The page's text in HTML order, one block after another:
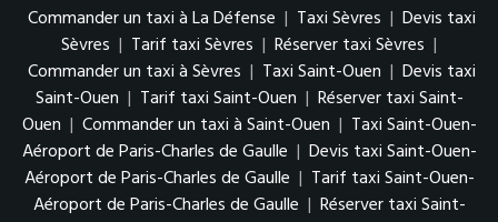
Commander un taxi à La Défense | Taxi Sèvres | Devis taxi
Sèvres | Tarif taxi Sèvres | Réserver taxi Sèvres |
Commander un taxi à Sèvres | Taxi Saint-Ouen | Devis taxi
Saint-Ouen | Tarif taxi Saint-Ouen | Réserver taxi Saint-
Ouen | Commander un taxi à Saint-Ouen | Taxi Saint-Ouen-
Aéroport de Paris-Charles de Gaulle | Devis taxi Saint-Ouen-
Aéroport de Paris-Charles de Gaulle | Tarif taxi Saint-Ouen-
Aéroport de Paris-Charles de Gaulle | Réserver taxi Saint-